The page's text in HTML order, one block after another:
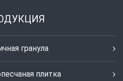
гранула
плитка